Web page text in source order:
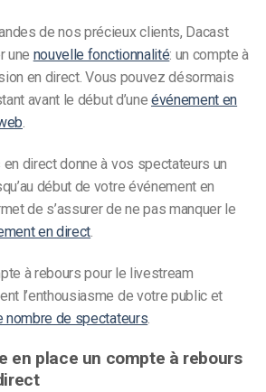
de nos précieux clients, Dacast
une nouvelle fonctionnalité: un compte à
en direct. Vous pouvez désormais
avant le début d’une événement en
.
direct donne à vos spectateurs un
début de votre événement en
de s’assurer de ne pas manquer le
en direct
à rebours pour le livestream
l’enthousiasme de votre public et
nombre de spectateurs
en place un compte à rebours